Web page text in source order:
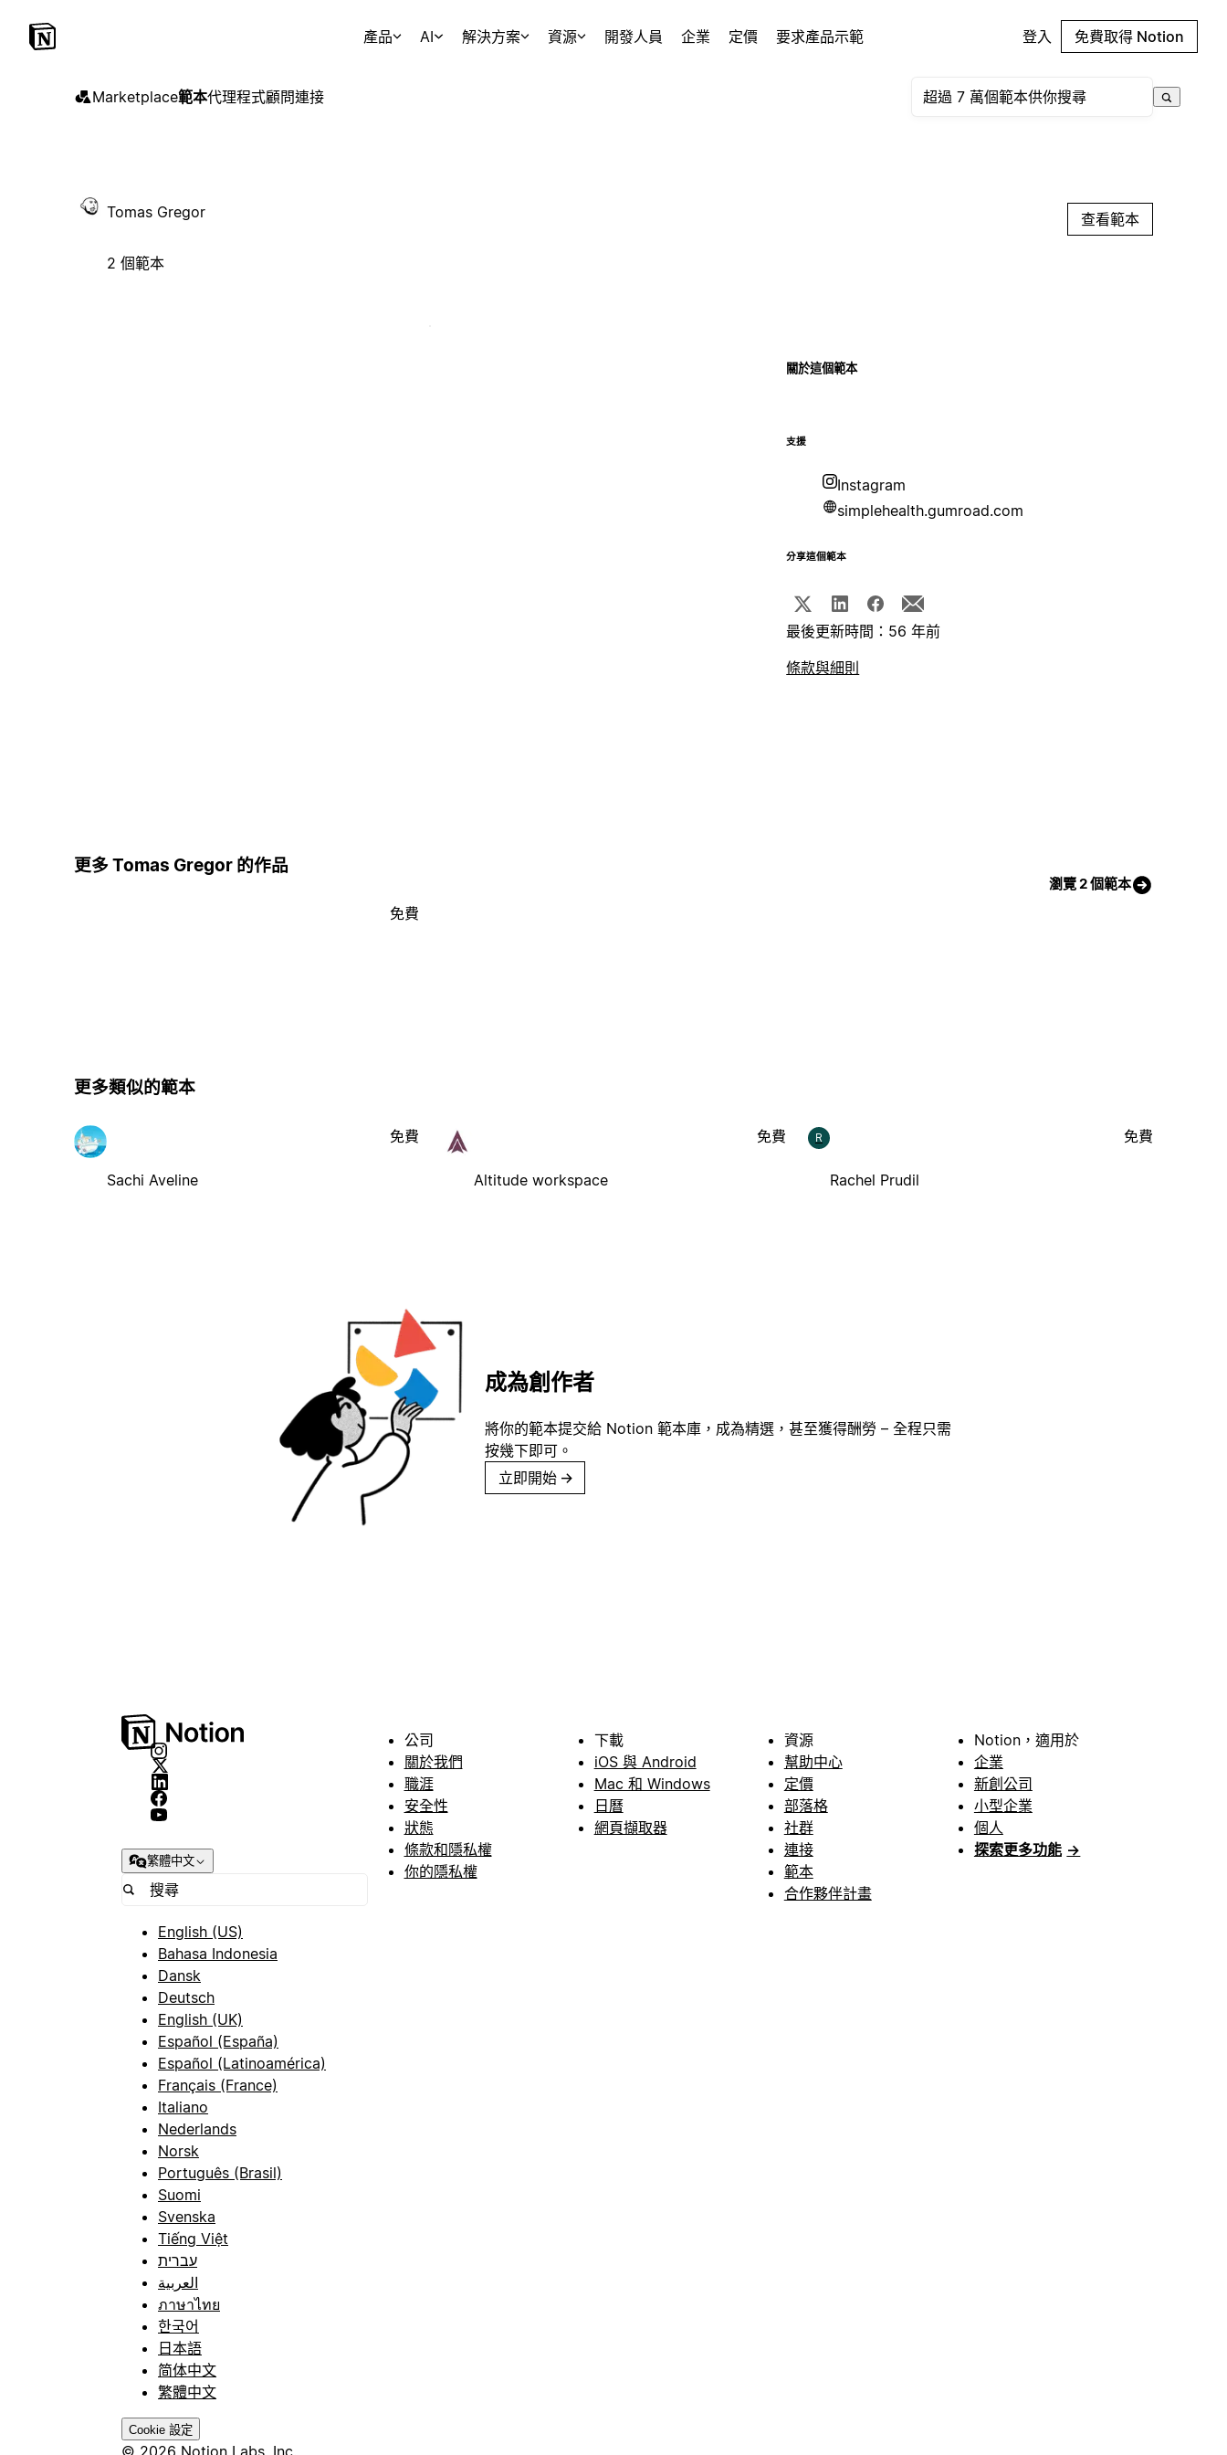
產品 AI 解決方案 資源 開發人員 企業 定價 要求產品示範 登入 免費取得 Notion
Marketplace範本代理程式顧問連接
Tomas Gregor
2 個範本
查看範本
關於這個範本
支援
Instagram
simplehealth.gumroad.com
分享這個範本
最後更新時間：56 年前
條款與細則
更多 Tomas Gregor 的作品
瀏覽 2 個範本
免費
更多類似的範本
Sachi Aveline
免費
Altitude workspace
免費 R
Rachel Prudil
免費
成為創作者
將你的範本提交給 Notion 範本庫，成為精選，甚至獲得酬勞 – 全程只需
按幾下即可。
立即開始 →
繁體中文
English (US)
Bahasa Indonesia
Dansk
Deutsch
English (UK)
Español (España)
Español (Latinoamérica)
Français (France)
Italiano
Nederlands
Norsk
Português (Brasil)
Suomi
Svenska
Tiếng Việt
עברית
العربية
ภาษาไทย
한국어
日本語
简体中文
繁體中文
Cookie 設定
公司
關於我們
職涯
安全性
狀態
條款和隱私權
你的隱私權
下載
iOS 與 Android
Mac 和 Windows
日曆
網頁擷取器
資源
幫助中心
定價
部落格
社群
連接
範本
合作夥伴計畫
Notion，適用於
企業
新創公司
小型企業
個人
探索更多功能 →